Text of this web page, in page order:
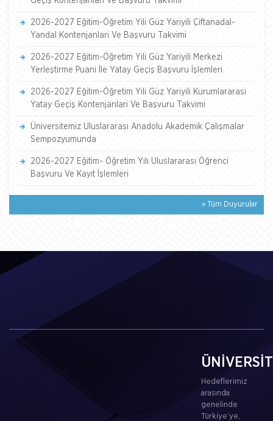
2026-2027 Eğitim-Öğretim Yili Güz Yariyili Çiftanadal-
Yandal Kontenjanlari Ve Başvuru Takvimi
2026-2027 Eğitim-Öğretim Yili Güz Yariyili Merkezi
Yerleştirme Puani İle Yatay Geçiş Başvuru İşlemleri
2026-2027 Eğitim-Öğretim Yili Güz Yariyili Kurumlararasi
Yatay Geçiş Kontenjanlari Ve Başvuru Takvimi
Üniversitemiz Uluslararası Anadolu Akademik Çalışmalar
Sempozyumunda
2026-2027 Eğitim- Öğretim Yılı Uluslararası Öğrenci
Başvuru Ve Kayıt İşlemleri
» Tüm Duyurular
Hedeflerimiz
arasında
genelinde
Türkiye’ye,